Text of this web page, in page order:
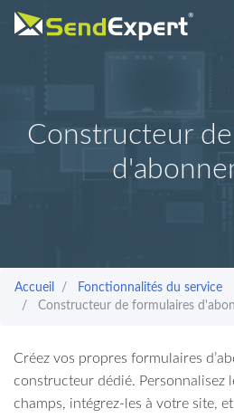
Constructeur
Accueil
Fonctionnalités du service
Constructeur de formulaires
Créez vos propres formulaires
constructeur dédié. Personnalisez
champs, intégrez-les à votre site,